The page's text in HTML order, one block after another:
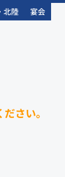
北陸
宴会
さい。